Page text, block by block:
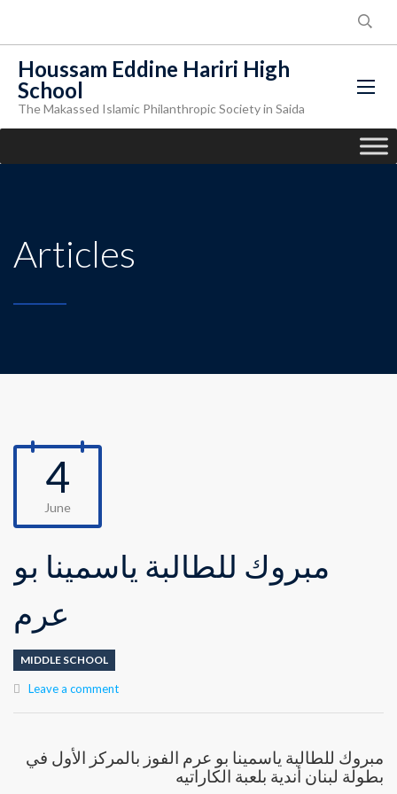
Houssam Eddine Hariri High
School
The Makassed Islamic Philanthropic Society in Saida
Articles
4
June
مبروك للطالبة ياسمينا بو
عرم
MIDDLE SCHOOL
Leave a comment
مبروك للطالبة ياسمينا بو عرم الفوز بالمركز الأول في
بطولة لبنان أندية بلعبة الكاراتيه